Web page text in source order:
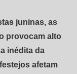
juninas, as
provocam alto
inédita da
afetam